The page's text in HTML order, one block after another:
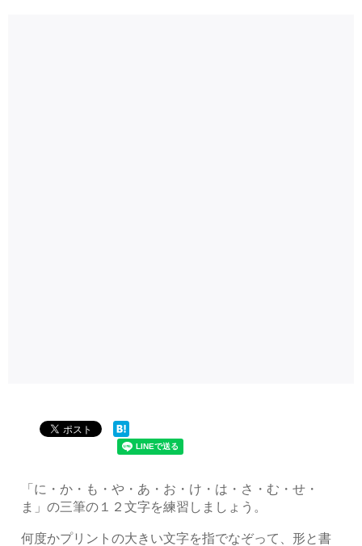
「に・か・も・や・あ・お・け・は・さ・む・せ・
ま」の三筆の１２文字を練習しましょう。
何度かプリントの大きい文字を指でなぞって、形と書